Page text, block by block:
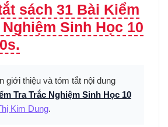
sách 31 Bài Kiểm
Sinh Học 10
giới thiệu và tóm tắt nội dung
Tra Trắc Nghiệm Sinh Học 10
Kim Dung.